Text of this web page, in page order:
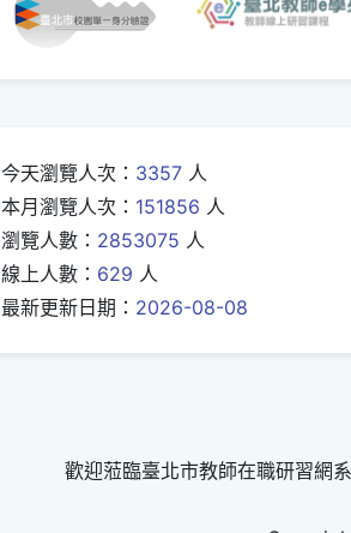
今天瀏覽人次： 3357 人
本月瀏覽人次： 151856 人
瀏覽人數： 2853075 人
線上人數： 629 人
最新更新日期： 2026-08-08
歡迎蒞臨臺北市教師在職研習